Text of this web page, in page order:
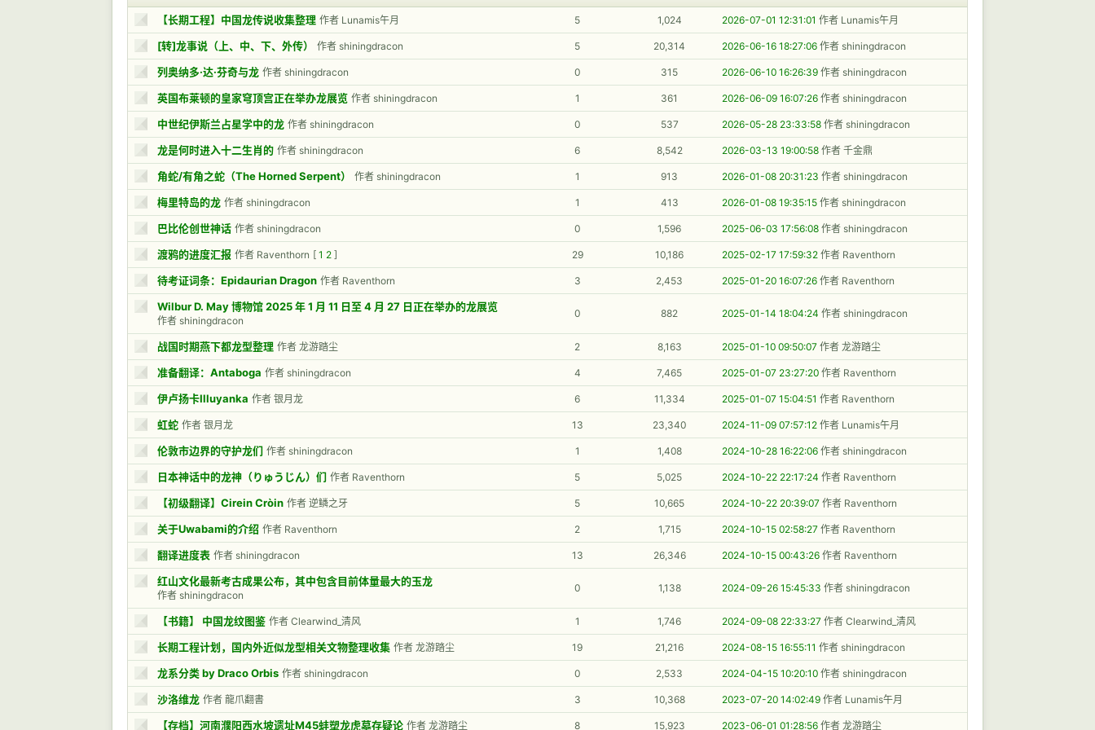
【长期工程】中国龙传说收集整理 作者 Lunamis午月 5 1,024 2026-07-01 12:31:01 作者 Lunamis午月
[转]龙事说（上、中、下、外传） 作者 shiningdracon 5 20,314 2026-06-16 18:27:06 作者 shiningdracon
列奥纳多·达·芬奇与龙 作者 shiningdracon 0 315 2026-06-10 16:26:39 作者 shiningdracon
英国布莱顿的皇家穹顶宫正在举办龙展览 作者 shiningdracon 1 361 2026-06-09 16:07:26 作者 shiningdracon
中世纪伊斯兰占星学中的龙 作者 shiningdracon 0 537 2026-05-28 23:33:58 作者 shiningdracon
龙是何时进入十二生肖的 作者 shiningdracon 6 8,542 2026-03-13 19:00:58 作者 千金鼎
角蛇/有角之蛇（The Horned Serpent） 作者 shiningdracon 1 913 2026-01-08 20:31:23 作者 shiningdracon
梅里特岛的龙 作者 shiningdracon 1 413 2026-01-08 19:35:15 作者 shiningdracon
巴比伦创世神话 作者 shiningdracon 0 1,596 2025-06-03 17:56:08 作者 shiningdracon
渡鸦的进度汇报 作者 Raventhorn [ 1 2 ] 29 10,186 2025-02-17 17:59:32 作者 Raventhorn
待考证词条：Epidaurian Dragon 作者 Raventhorn 3 2,453 2025-01-20 16:07:26 作者 Raventhorn
Wilbur D. May 博物馆 2025 年 1 月 11 日至 4 月 27 日正在举办的龙展览
作者 shiningdracon
0 882 2025-01-14 18:04:24 作者 shiningdracon
战国时期燕下都龙型整理 作者 龙游踏尘 2 8,163 2025-01-10 09:50:07 作者 龙游踏尘
准备翻译：Antaboga 作者 shiningdracon 4 7,465 2025-01-07 23:27:20 作者 Raventhorn
伊卢扬卡Illuyanka 作者 银月龙 6 11,334 2025-01-07 15:04:51 作者 Raventhorn
虹蛇 作者 银月龙 13 23,340 2024-11-09 07:57:12 作者 Lunamis午月
伦敦市边界的守护龙们 作者 shiningdracon 1 1,408 2024-10-28 16:22:06 作者 shiningdracon
日本神话中的龙神（りゅうじん）们 作者 Raventhorn 5 5,025 2024-10-22 22:17:24 作者 Raventhorn
【初级翻译】Cirein Cròin 作者 逆鳞之牙 5 10,665 2024-10-22 20:39:07 作者 Raventhorn
关于Uwabami的介绍 作者 Raventhorn 2 1,715 2024-10-15 02:58:27 作者 Raventhorn
翻译进度表 作者 shiningdracon 13 26,346 2024-10-15 00:43:26 作者 Raventhorn
红山文化最新考古成果公布，其中包含目前体量最大的玉龙
作者 shiningdracon
0 1,138 2024-09-26 15:45:33 作者 shiningdracon
【书籍】 中国龙纹图鉴 作者 Clearwind_清风 1 1,746 2024-09-08 22:33:27 作者 Clearwind_清风
长期工程计划，国内外近似龙型相关文物整理收集 作者 龙游踏尘 19 21,216 2024-08-15 16:55:11 作者 shiningdracon
龙系分类 by Draco Orbis 作者 shiningdracon 0 2,533 2024-04-15 10:20:10 作者 shiningdracon
沙洛维龙 作者 龍爪翻書 3 10,368 2023-07-20 14:02:49 作者 Lunamis午月
【存档】河南濮阳西水坡遗址M45蚌塑龙虎墓存疑论 作者 龙游踏尘 8 15,923 2023-06-01 01:28:56 作者 龙游踏尘